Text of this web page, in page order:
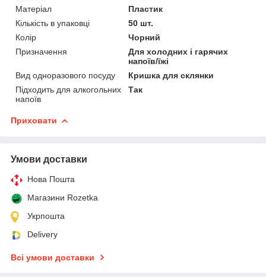
Матеріал
Пластик
Кількість в упаковці
50 шт.
Колір
Чорний
Призначення
Для холодних і гарячих
напоїв/їжі
Вид одноразового посуду
Кришка для склянки
Підходить для алкогольних
напоїв
Так
Приховати
Умови доставки
Нова Пошта
Магазини Rozetka
Укрпошта
Delivery
Всі умови доставки